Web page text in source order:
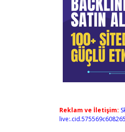
Reklam ve İletişim: